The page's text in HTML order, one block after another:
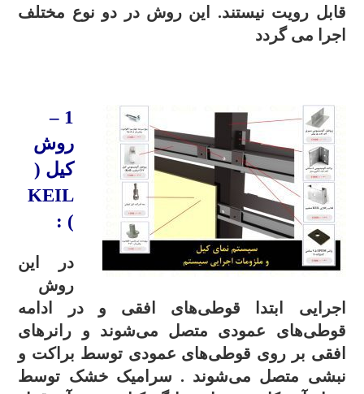
قابل رویت نیستند.
این روش در دو نوع مختلف
اجرا می گردد
1
–
روش
کیل (
KEIL
) :
در این
روش
اجرایی ابتدا قوطی‌های افقی و در ادامه
قوطی‌های عمودی متصل می‌شوند و رانرهای
افقی بر روی قوطی‌های عمودی توسط براکت و
نبشی متصل می‌شوند . سرامیک خشک توسط